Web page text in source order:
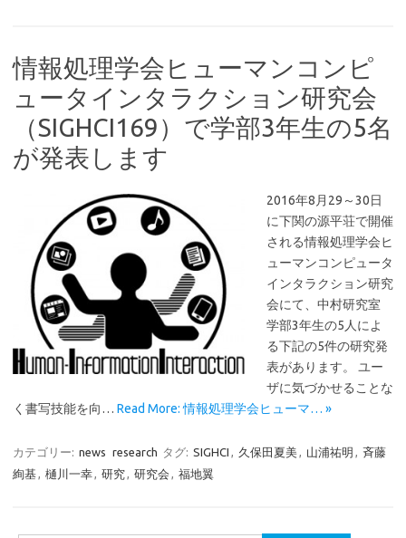
情報処理学会ヒューマンコンピ
ュータインタラクション研究会
（SIGHCI169）で学部3年生の5名
が発表します
2016年8月29～30日
に下関の源平荘で開催
される情報処理学会ヒ
ューマンコンピュータ
インタラクション研究
会にて、中村研究室
学部3年生の5人によ
る下記の5件の研究発
表があります。 ユー
ザに気づかせることな
く書写技能を向… Read More: 情報処理学会ヒューマ… »
カテゴリー: news research タグ: SIGHCI 久保田夏美 山浦祐明
斉藤
絢基
樋川一幸 研究 研究会 福地翼